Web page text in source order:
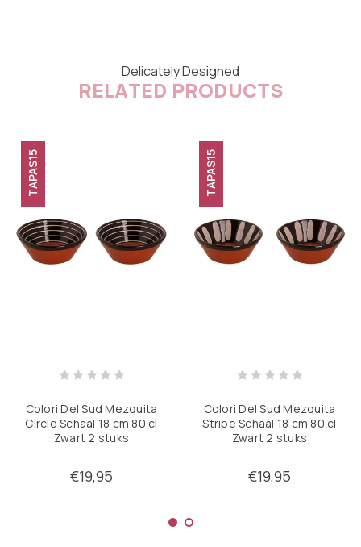
Delicately Designed
RELATED PRODUCTS
TAPAS15
Colori Del Sud Mezquita
Circle Schaal 18 cm 80 cl
Zwart 2 stuks
€19,95
TAPAS15
Colori Del Sud Mezquita
Stripe Schaal 18 cm 80 cl
Zwart 2 stuks
€19,95